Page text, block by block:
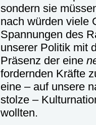
sondern sie
nach würden viele
Spannungen des
unserer Politik mit
Präsenz der eine
fordernden Kräfte
eine – auf unsere
stolze –
wollten.